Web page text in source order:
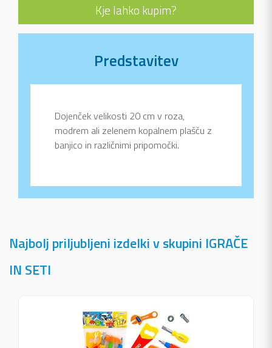
Kje lahko kupim?
Predstavitev
Dojenček velikosti 20 cm v roza,
modrem ali zelenem kopalnem plašču z
banjico in različnimi pripomočki.
Najbolj priljubljeni izdelki v skupini IGRAČE
IN SETI